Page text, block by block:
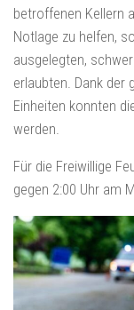
betroffenen Kellern
Notlage zu helfen,
ausgelegten,
erlaubten. Dank der
Einheiten konnten
werden.
Für die Freiwillige
gegen 2:00 Uhr am